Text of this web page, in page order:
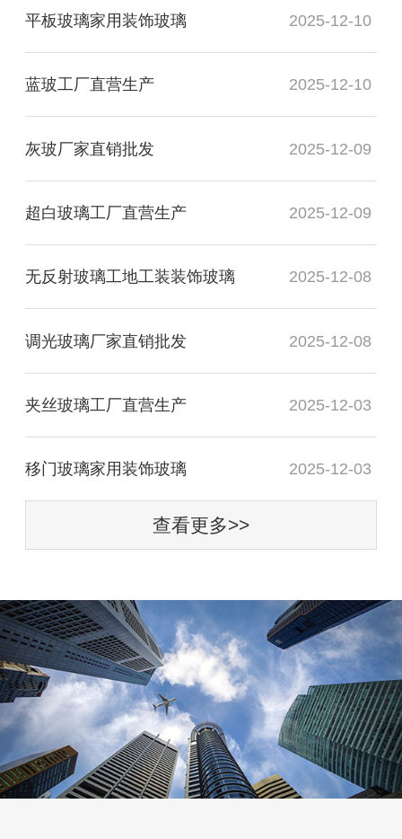
平板玻璃家用装饰玻璃 2025-12-10
蓝玻工厂直营生产 2025-12-10
灰玻厂家直销批发 2025-12-09
超白玻璃工厂直营生产 2025-12-09
无反射玻璃工地工装装饰玻璃 2025-12-08
调光玻璃厂家直销批发 2025-12-08
夹丝玻璃工厂直营生产 2025-12-03
移门玻璃家用装饰玻璃 2025-12-03
查看更多>>